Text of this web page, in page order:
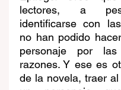
lectores, a
identificarse con
no han podido
personaje por las
razones. Y ese es
de la novela, traer